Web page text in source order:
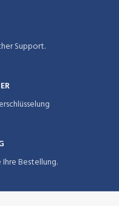
Support.
Bestellung.